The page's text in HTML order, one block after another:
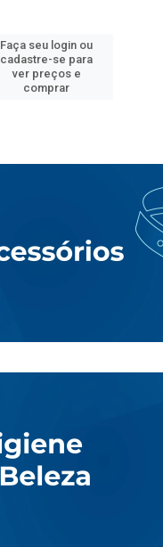
Faça seu login ou
cadastre-se para
ver preços e
comprar